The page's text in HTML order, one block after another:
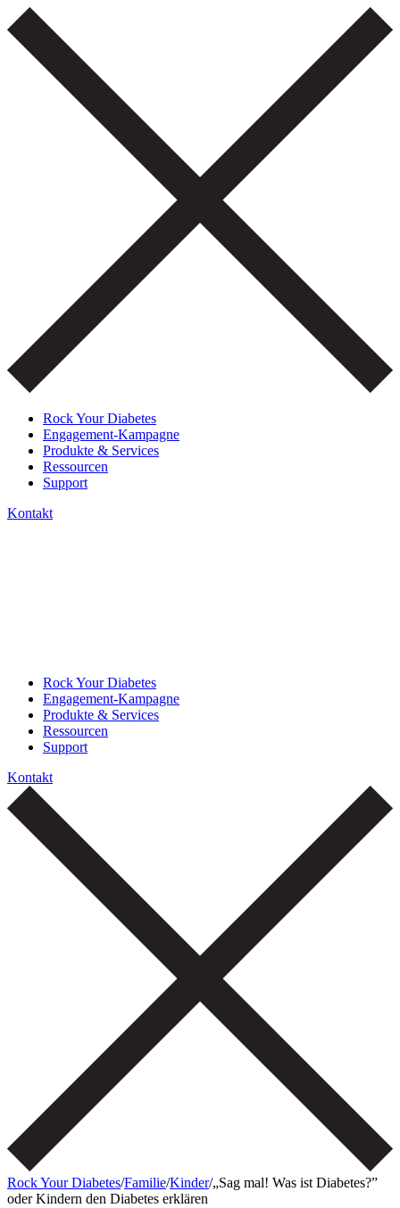
Rock Your Diabetes
Engagement-Kampagne
Produkte & Services
Ressourcen
Support
Kontakt
Rock Your Diabetes
Engagement-Kampagne
Produkte & Services
Ressourcen
Support
Kontakt
Rock Your Diabetes/Familie/Kinder/„Sag mal! Was ist Diabetes?”
oder Kindern den Diabetes erklären